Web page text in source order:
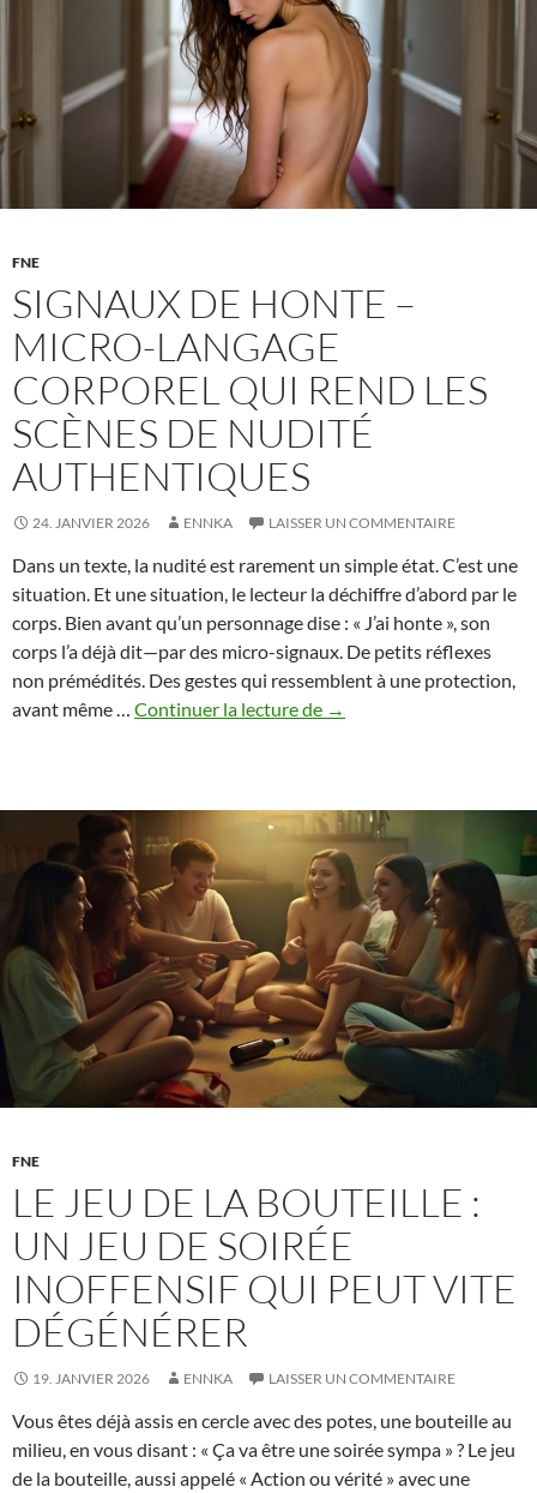
Métaphores
Érotiques
FNE
SIGNAUX DE HONTE –
MICRO-LANGAGE
CORPOREL QUI REND LES
SCÈNES DE NUDITÉ
AUTHENTIQUES
24. JANVIER 2026 ENNKA LAISSER UN COMMENTAIRE
Dans un texte, la nudité est rarement un simple état. C’est une
situation. Et une situation, le lecteur la déchiffre d’abord par le
corps. Bien avant qu’un personnage dise : « J’ai honte », son
corps l’a déjà dit—par des micro-signaux. De petits réflexes
non prémédités. Des gestes qui ressemblent à une protection,
avant même … Continuer la lecture de Signaux
micro-
langage
corporel
qui
rend
les
scènes
de
nudité
authentiques
→
FNE
LE JEU DE LA BOUTEILLE :
UN JEU DE SOIRÉE
INOFFENSIF QUI PEUT VITE
DÉGÉNÉRER
19. JANVIER 2026 ENNKA LAISSER UN COMMENTAIRE
Vous êtes déjà assis en cercle avec des potes, une bouteille au
milieu, en vous disant : « Ça va être une soirée sympa » ? Le jeu
de la bouteille, aussi appelé « Action ou vérité » avec une